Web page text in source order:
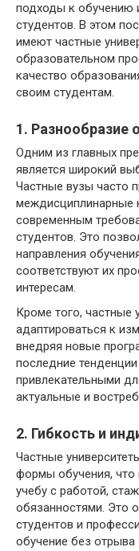
подходы к обучению
студентов. В этом
имеют частные
образовательном
качество
своим студентам.
1. Разнообразие
Одним из главных
является широкий
Частные вузы часто
междисциплинарные
современным
студентов. Это
направления
соответствуют их
интересам.
Кроме того, частные
адаптироваться к
внедряя новые
последние
привлекательными
актуальные и
2. Гибкость и
Частные
формы обучения, что
учебу с работой,
обязанностями. Это
студентов и
обучение без отрыва